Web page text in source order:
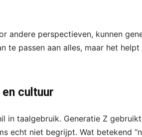
andere perspectieven, kunnen
te passen aan alles, maar het helpt
cultuur
in taalgebruik. Generatie Z
echt niet begrijpt. Wat betekend